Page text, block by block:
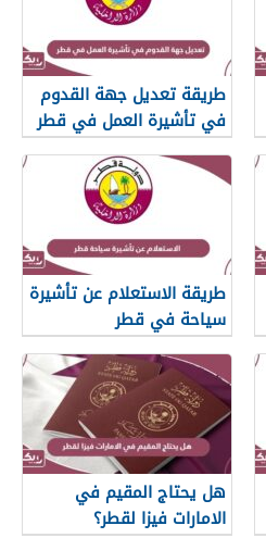
طريقة تعديل جهة القدوم
في تأشيرة العمل في قطر
طريقة الاستعلام عن تأشيرة
سياحة في قطر
هل يحتاج المقيم في
الامارات فيزا لقطر؟